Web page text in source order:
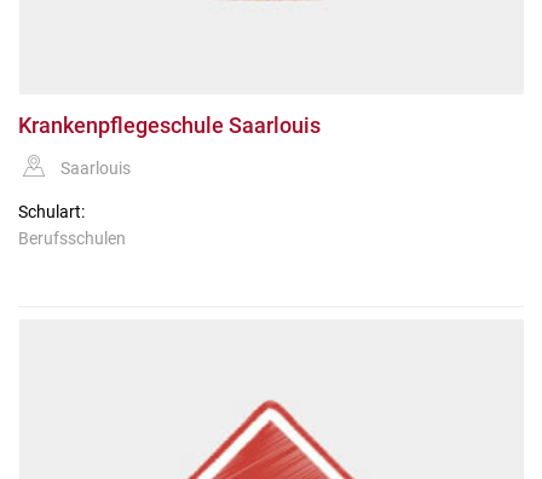
Krankenpflegeschule Saarlouis
Saarlouis
Schulart:
Berufsschulen